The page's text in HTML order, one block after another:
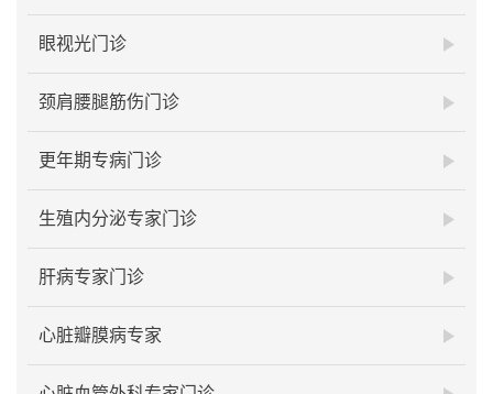
眼视光门诊
颈肩腰腿筋伤门诊
更年期专病门诊
生殖内分泌专家门诊
肝病专家门诊
心脏瓣膜病专家